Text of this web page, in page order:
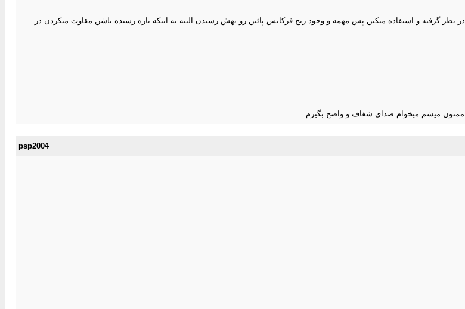
الان تو خیلی ار خودروهای خارجی در طراحی های سیستم صوتیشون یه جا برای ساب ووفر 8 یا 10 در نظر گرفته و استفاده میکنن.پس مهمه و وجود رنج فرکانس پائین رو بهش رسیدن.البته نه اینکه تازه رسیده باشن مقاوت میکردن در
psp2004